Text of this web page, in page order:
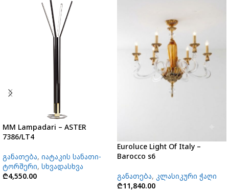
MM Lampadari – ASTER
7386/LT4
განათება, იატაკის სანათი-
ტორშერი, სხვადასხვა
₾4,550.00
Euroluce Light Of Italy –
Barocco s6
განათება, კლასიკური ჭაღი
₾11,840.00